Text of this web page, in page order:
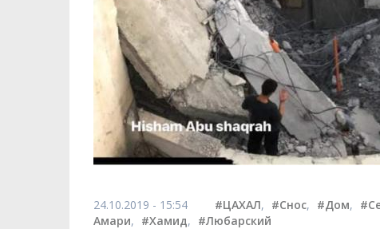
24.10.2019 - 15:54 #ЦАХАЛ, #Снос, #Дом,
Амари, #Хамид, #Любарский